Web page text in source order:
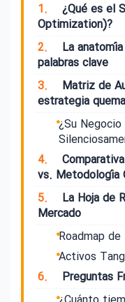
1.
¿Qué es el
Optimization)?
2.
La
palabras clave
3.
Matriz de
estrategia
¿Su
4.
vs. Metodología
5.
La Hoja de
Mercado
Roadmap
Activos
6.
Preguntas